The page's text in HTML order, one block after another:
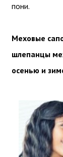
пони.
Меховые
шлепанцы
осенью и